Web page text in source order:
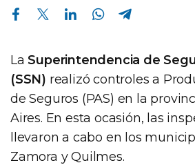
Compartir en Facebook Compartir en Twitter Compartir en Linkedin Compartir en Whatsapp
LaSuperintendencia de
(SSN) realizó controles a
de Seguros (PAS) en la
Aires. En esta ocasión, las
llevaron a cabo en los
Zamora y Quilmes.